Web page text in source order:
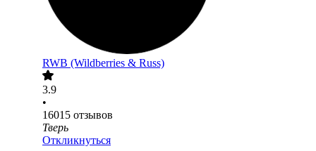
RWB (Wildberries & Russ)
3.9
•
16015 отзывов
Тверь
Откликнуться